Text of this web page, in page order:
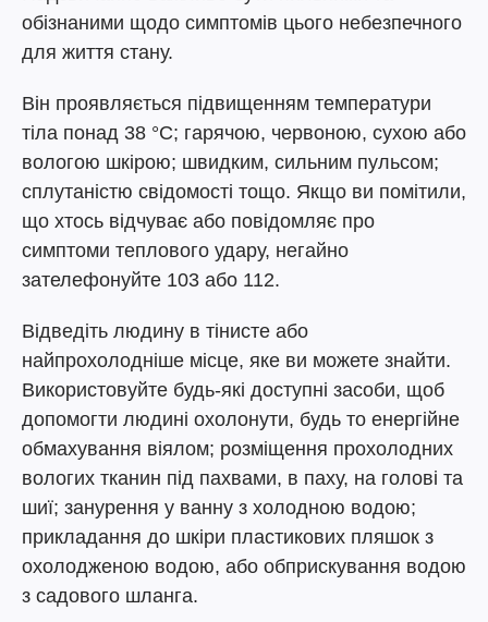
обізнаними щодо симптомів цього небезпечного
для життя стану.
Він проявляється підвищенням температури
тіла понад 38 °C; гарячою, червоною, сухою або
вологою шкірою; швидким, сильним пульсом;
сплутаністю свідомості тощо. Якщо ви помітили,
що хтось відчуває або повідомляє про
симптоми теплового удару, негайно
зателефонуйте 103 або 112.
Відведіть людину в тінисте або
найпрохолодніше місце, яке ви можете знайти.
Використовуйте будь-які доступні засоби, щоб
допомогти людині охолонути, будь то енергійне
обмахування віялом; розміщення прохолодних
вологих тканин під пахвами, в паху, на голові та
шиї; занурення у ванну з холодною водою;
прикладання до шкіри пластикових пляшок з
охолодженою водою, або обприскування водою
з садового шланга.